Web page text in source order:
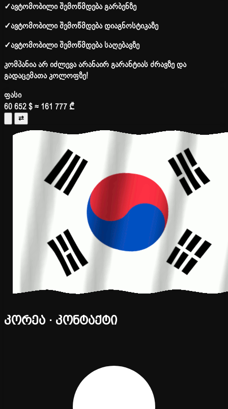
✓ავტომობილი შემოწმდება გარბენზე
✓ავტომობილი შემოწმდება დიაგნოსტიკაზე
✓ავტომობილი შემოწმდება საღებავზე
კომპანია არ იძლევა არანაირ გარანტიას ძრავზე და
გადაცემათა კოლოფზე!
ფასი
60 652 $≈ 161 777 ₾
⇄
კორეა · კონტაქტი